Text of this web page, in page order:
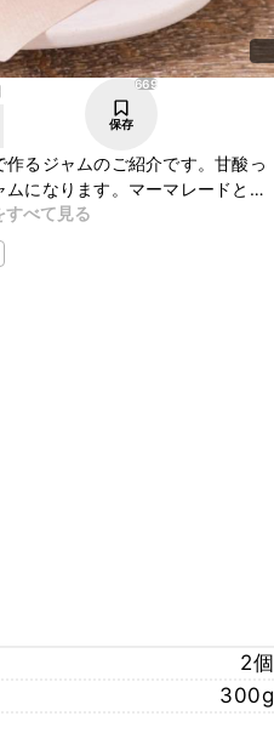
669
保存
るジャムのご紹介です。甘酸っ
になります。マーマレードと違
やかな仕上がりです。朝食のパ
とてもおいしいですよ。
すべて見る
2個
300g